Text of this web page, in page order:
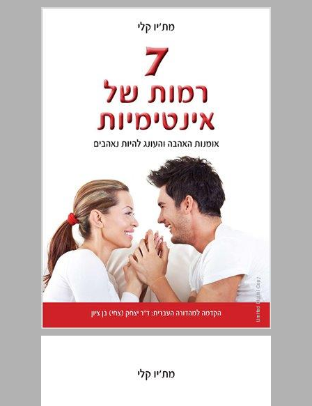
7 רמות של אינטימיות: אמנות האהבה והעונג להיות נאהבים ... 0